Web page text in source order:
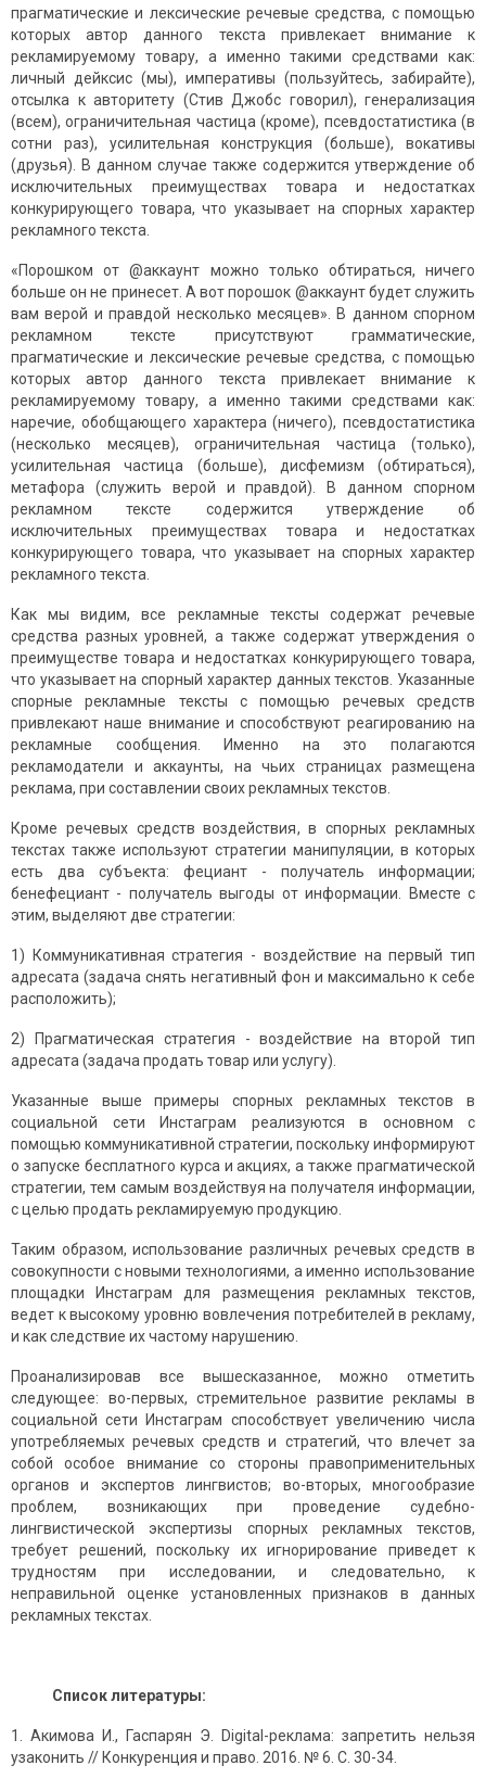
прагматические и лексические речевые средства, с помощью
которых автор данного текста привлекает внимание к
рекламируемому товару, а именно такими средствами как:
личный дейксис (мы), императивы (пользуйтесь, забирайте),
отсылка к авторитету (Стив Джобс говорил), генерализация
(всем), ограничительная частица (кроме), псевдостатистика (в
сотни раз), усилительная конструкция (больше), вокативы
(друзья). В данном случае также содержится утверждение об
исключительных преимуществах товара и недостатках
конкурирующего товара, что указывает на спорных характер
рекламного текста.
«Порошком от @аккаунт можно только обтираться, ничего
больше он не принесет. А вот порошок @аккаунт будет служить
вам верой и правдой несколько месяцев». В данном спорном
рекламном тексте присутствуют грамматические,
прагматические и лексические речевые средства, с помощью
которых автор данного текста привлекает внимание к
рекламируемому товару, а именно такими средствами как:
наречие, обобщающего характера (ничего), псевдостатистика
(несколько месяцев), ограничительная частица (только),
усилительная частица (больше), дисфемизм (обтираться),
метафора (служить верой и правдой). В данном спорном
рекламном тексте содержится утверждение об
исключительных преимуществах товара и недостатках
конкурирующего товара, что указывает на спорных характер
рекламного текста.
Как мы видим, все рекламные тексты содержат речевые
средства разных уровней, а также содержат утверждения о
преимуществе товара и недостатках конкурирующего товара,
что указывает на спорный характер данных текстов. Указанные
спорные рекламные тексты с помощью речевых средств
привлекают наше внимание и способствуют реагированию на
рекламные сообщения. Именно на это полагаются
рекламодатели и аккаунты, на чьих страницах размещена
реклама, при составлении своих рекламных текстов.
Кроме речевых средств воздействия, в спорных рекламных
текстах также используют стратегии манипуляции, в которых
есть два субъекта: фециант - получатель информации;
бенефециант - получатель выгоды от информации. Вместе с
этим, выделяют две стратегии:
1) Коммуникативная стратегия - воздействие на первый тип
адресата (задача снять негативный фон и максимально к себе
расположить);
2) Прагматическая стратегия - воздействие на второй тип
адресата (задача продать товар или услугу).
Указанные выше примеры спорных рекламных текстов в
социальной сети Инстаграм реализуются в основном с
помощью коммуникативной стратегии, поскольку информируют
о запуске бесплатного курса и акциях, а также прагматической
стратегии, тем самым воздействуя на получателя информации,
с целью продать рекламируемую продукцию.
Таким образом, использование различных речевых средств в
совокупности с новыми технологиями, а именно использование
площадки Инстаграм для размещения рекламных текстов,
ведет к высокому уровню вовлечения потребителей в рекламу,
и как следствие их частому нарушению.
Проанализировав все вышесказанное, можно отметить
следующее: во-первых, стремительное развитие рекламы в
социальной сети Инстаграм способствует увеличению числа
употребляемых речевых средств и стратегий, что влечет за
собой особое внимание со стороны правоприменительных
органов и экспертов лингвистов; во-вторых, многообразие
проблем, возникающих при проведение судебно-
лингвистической экспертизы спорных рекламных текстов,
требует решений, поскольку их игнорирование приведет к
трудностям при исследовании, и следовательно, к
неправильной оценке установленных признаков в данных
рекламных текстах.
Список литературы:
Акимова И., Гаспарян Э. Digital-реклама: запретить нельзя
узаконить // Конкуренция и право. 2016. № 6. С. 30-34.